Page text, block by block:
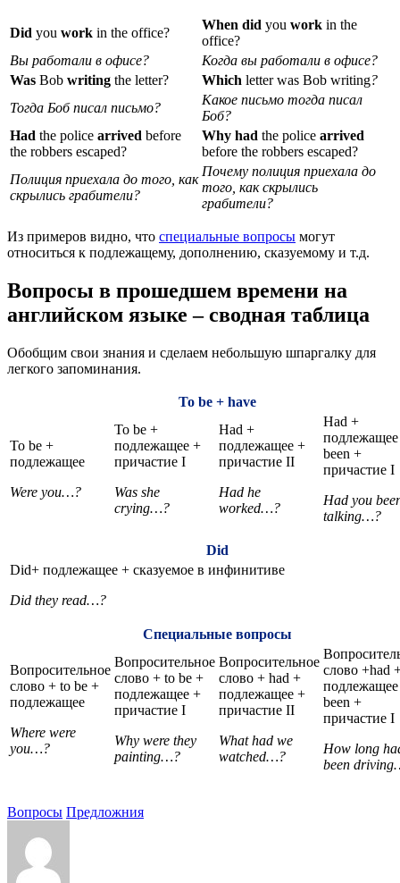
Did you work in the office?
When did you work in the
office?
Вы работали в офисе?
Когда вы работали в офисе?
Was Bob writing the letter? Which letter was Bob writing?
Тогда Боб писал письмо?
Какое письмо тогда писал
Боб?
Had the police arrived before
the robbers escaped?
Why had the police arrived
before the robbers escaped?
Полиция приехала до того, как
скрылись грабители?
Почему полиция приехала до
того, как скрылись
грабители?
Из примеров видно, что специальные вопросы могут
относиться к подлежащему, дополнению, сказуемому и т.д.
Вопросы в прошедшем времени на
английском языке – сводная таблица
Обобщим свои знания и сделаем небольшую шпаргалку для
легкого запоминания.
To be + have
To be +
подлежащее
Were you…?
To be +
подлежащее +
причастие I
Was she
crying…?
Had +
подлежащее +
причастие II
Had he
worked…?
Had +
been +
причастие I
Had you
talking…?
Did
Did+ подлежащее + сказуемое в инфинитиве
Did they read…?
Специальные вопросы
Вопросительное
слово + to be +
подлежащее
Where were
you…?
Вопросительное
слово + to be +
подлежащее +
причастие I
Why were they
painting…?
Вопросительное
слово + had +
подлежащее +
причастие II
What had we
watched…?
слово +had
been +
причастие I
How long
been
Вопросы Предложния